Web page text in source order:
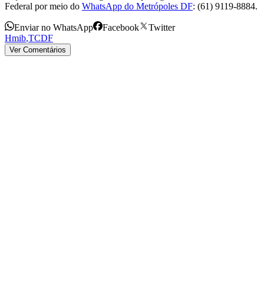
Federal por meio do WhatsApp do Metrópoles DF: (61) 9119-8884.
Enviar no WhatsApp Facebook
Twitter
Hmib,TCDF
Ver Comentários